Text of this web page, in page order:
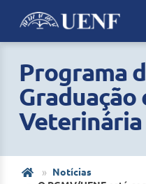
Programa
Graduação
Veterinária
Notícias